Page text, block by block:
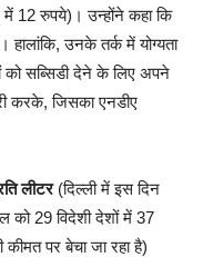
में 12 रुपये)। उन्होंने कहा कि
उनके तर्क में योग्यता
को सब्सिडी देने के लिए अपने
करके, जिसका एनडीए
लीटर(दिल्ली में इस दिन
को 29 विदेशी देशों में 37
पर बेचा जा रहा है)